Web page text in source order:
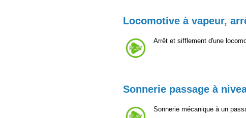
Locomotive à vapeur,
Arrêt et sifflement d'une
Sonnerie passage à
Sonnerie mécanique à un